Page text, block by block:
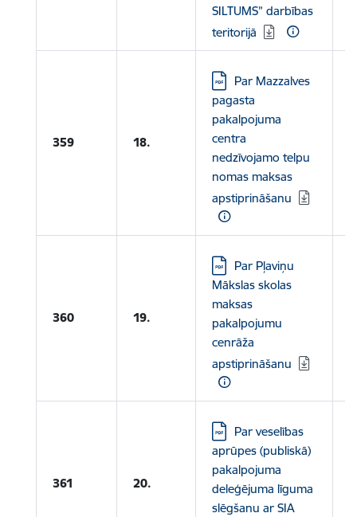
SILTUMS” darbības
teritorijā
359 18.
Lejupielādēt:
Par Mazzalves
pagasta
pakalpojuma
centra
nedzīvojamo telpu
nomas maksas
apstiprināšanu
360 19.
Lejupielādēt:
Par Pļaviņu
Mākslas skolas
maksas
pakalpojumu
cenrāža
apstiprināšanu
361 20.
Lejupielādēt:
Par veselības
aprūpes (publiskā)
pakalpojuma
deleģējuma līguma
slēgšanu ar SIA